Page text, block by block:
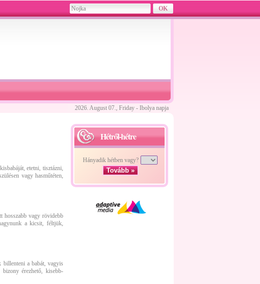
2026. August 07., Friday - Ibolya napja
etetni, tisztázni,
vagy hasműtéten,
hosszabb vagy rövidebb
a kicsit, féltjük,
billenteni a babát, vagyis
érezhető, kisebb-
Hétről-hétre
Hányadik hétben vagy?
Tovább »